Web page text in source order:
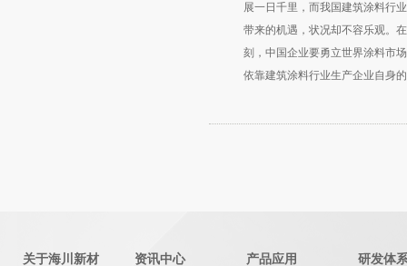
展一日千里，而我国建筑涂料行
带来的机遇，状况却不容乐观。
刻，中国企业要勇立世界涂料市
依靠建筑涂料行业生产企业自身
建筑涂料工程研究中心（简称工
振邦氟涂料股份有限公司联合组
关于海川新材 资讯中心 产品应用 研发体